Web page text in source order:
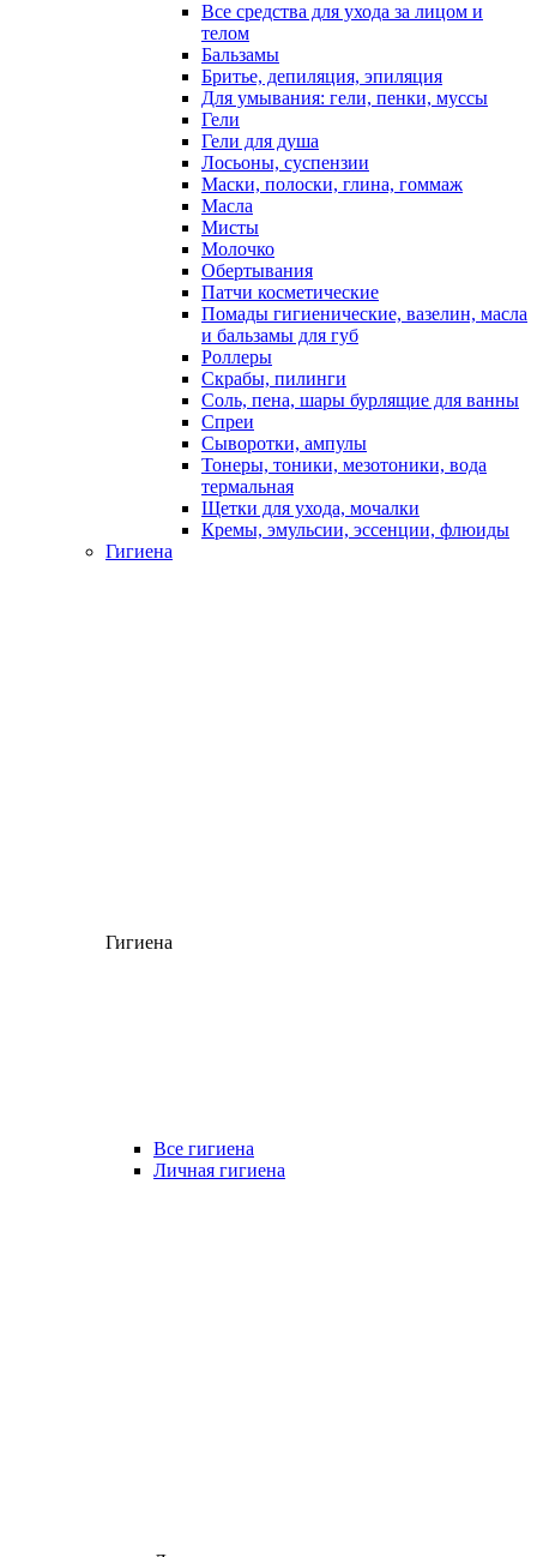
Все средства для ухода за лицом и
телом
Бальзамы
Бритье, депиляция, эпиляция
Для умывания: гели, пенки, муссы
Гели
Гели для душа
Лосьоны, суспензии
Маски, полоски, глина, гоммаж
Масла
Мисты
Молочко
Обертывания
Патчи косметические
Помады гигиенические, вазелин, масла
и бальзамы для губ
Роллеры
Скрабы, пилинги
Соль, пена, шары бурлящие для ванны
Спреи
Сыворотки, ампулы
Тонеры, тоники, мезотоники, вода
термальная
Щетки для ухода, мочалки
Кремы, эмульсии, эссенции, флюиды
Гигиена
Гигиена
Все гигиена
Личная гигиена